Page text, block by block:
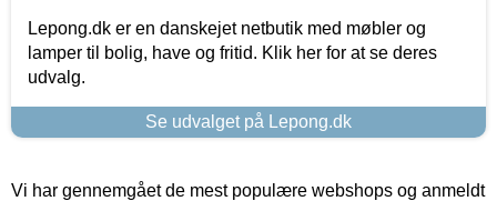
Lepong.dk er en danskejet netbutik med møbler og
lamper til bolig, have og fritid. Klik her for at se deres
udvalg.
Se udvalget på Lepong.dk
Vi har gennemgået de mest populære webshops og anmeldt